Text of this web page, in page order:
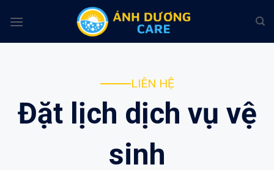
đến
LIÊN HỆ
Đặt lịch dịch vụ vệ
sinh